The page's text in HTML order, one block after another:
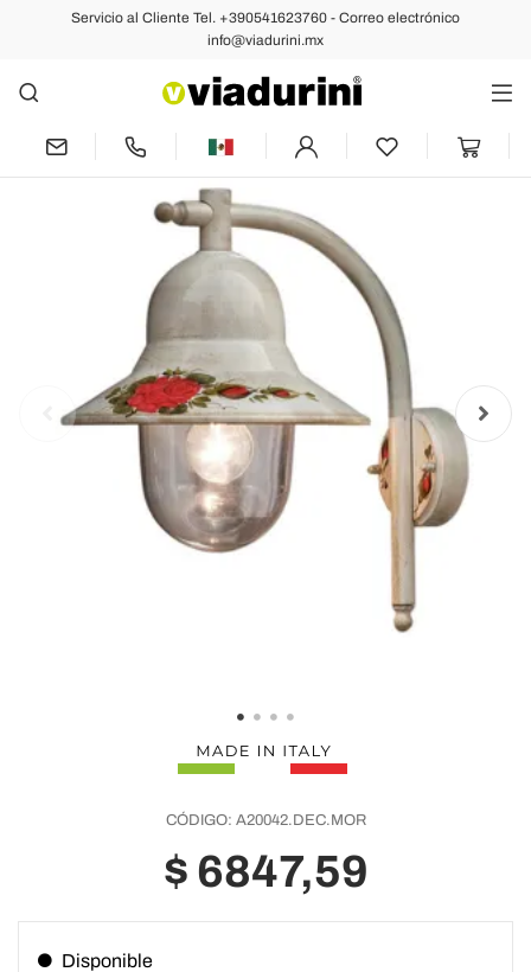
Servicio al Cliente Tel. +390541623760 - Correo electrónico
info@viadurini.mx
Anterior Siguiente
Aplique de Exterior en Aluminio Blanco
Pintado a Mano - Imperia
CÓDIGO: A20042.DEC.MOR
$ 6847,59
Disponible